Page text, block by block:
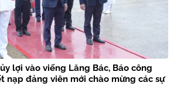
lợi vào viếng Lăng Bác, Báo công
nạp đảng viên mới chào mừng các sự